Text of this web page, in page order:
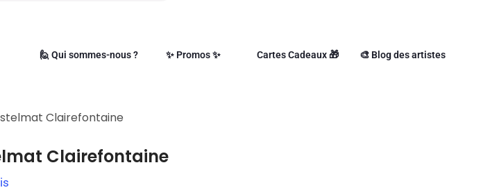
🙋 Qui sommes-nous ? ✨ Promos ✨ Cartes Cadeaux 🎁 🎨 Blog des artistes
Clairefontaine
Clairefontaine